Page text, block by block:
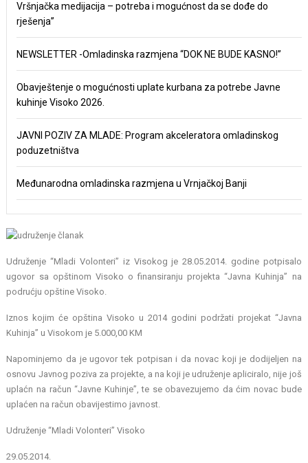
Vršnjačka medijacija – potreba i mogućnost da se dođe do
rješenja”
NEWSLETTER -Omladinska razmjena “DOK NE BUDE KASNO!”
Obavještenje o mogućnosti uplate kurbana za potrebe Javne
kuhinje Visoko 2026.
JAVNI POZIV ZA MLADE: Program akceleratora omladinskog
poduzetništva
Međunarodna omladinska razmjena u Vrnjačkoj Banji
Udruženje “Mladi Volonteri” iz Visokog je 28.05.2014. godine potpisalo
ugovor sa opštinom Visoko o finansiranju projekta “Javna Kuhinja” na
podrućju opštine Visoko.
Iznos kojim će opština Visoko u 2014 godini podržati projekat “Javna
Kuhinja” u Visokom je 5.000,00 KM
Napominjemo da je ugovor tek potpisan i da novac koji je dodijeljen na
osnovu Javnog poziva za projekte, a na koji je udruženje apliciralo, nije još
uplaćn na račun “Javne Kuhinje”, te se obavezujemo da ćim novac bude
uplaćen na račun obavijestimo javnost.
Udruženje “Mladi Volonteri” Visoko
29.05.2014.